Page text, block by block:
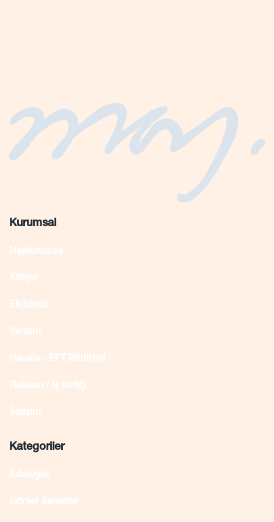
Kurumsal
Hakkımızda
Künye
Ekibimiz
Yardım
Havale - EFT Bildirimi
Reklam / İş birliği
İletişim
Kategoriler
Edebiyat
Görsel Sanatlar